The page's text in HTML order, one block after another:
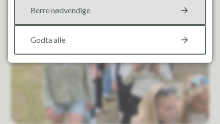
Berre nødvendige
Godta alle